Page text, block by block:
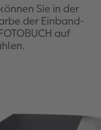
Sie in der
der Einband-
auf